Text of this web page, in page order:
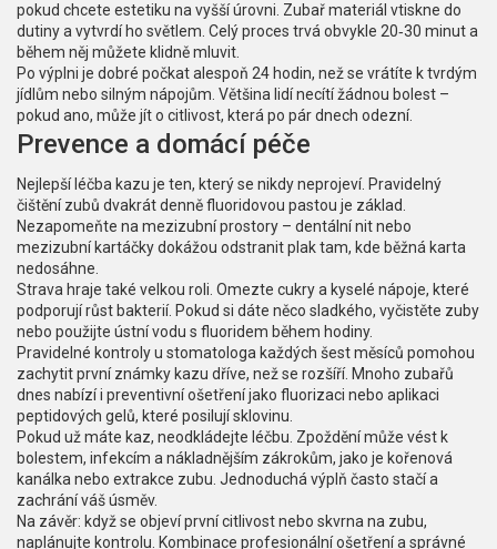
pokud chcete estetiku na vyšší úrovni. Zubař materiál vtiskne do
dutiny a vytvrdí ho světlem. Celý proces trvá obvykle 20‑30 minut a
během něj můžete klidně mluvit.
Po výplni je dobré počkat alespoň 24 hodin, než se vrátíte k tvrdým
jídlům nebo silným nápojům. Většina lidí necítí žádnou bolest –
pokud ano, může jít o citlivost, která po pár dnech odezní.
Prevence a domácí péče
Nejlepší léčba kazu je ten, který se nikdy neprojeví. Pravidelný
čištění zubů dvakrát denně fluoridovou pastou je základ.
Nezapomeňte na mezizubní prostory – dentální nit nebo
mezizubní kartáčky dokážou odstranit plak tam, kde běžná karta
nedosáhne.
Strava hraje také velkou roli. Omezte cukry a kyselé nápoje, které
podporují růst bakterií. Pokud si dáte něco sladkého, vyčistěte zuby
nebo použijte ústní vodu s fluoridem během hodiny.
Pravidelné kontroly u stomatologa každých šest měsíců pomohou
zachytit první známky kazu dříve, než se rozšíří. Mnoho zubařů
dnes nabízí i preventivní ošetření jako fluorizaci nebo aplikaci
peptidových gelů, které posilují sklovinu.
Pokud už máte kaz, neodkládejte léčbu. Zpoždění může vést k
bolestem, infekcím a nákladnějším zákrokům, jako je kořenová
kanálka nebo extrakce zubu. Jednoduchá výplň často stačí a
zachrání váš úsměv.
Na závěr: když se objeví první citlivost nebo skvrna na zubu,
naplánujte kontrolu. Kombinace profesionální ošetření a správné